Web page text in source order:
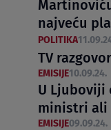
najveću
POLITIKA
TV
EMISIJE10.09.24.
U Ljuboviji
ministri ali
EMISIJE09.09.24.